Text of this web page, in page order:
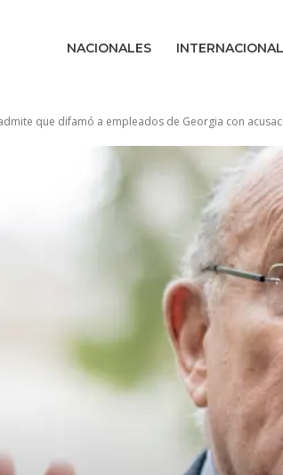
NACIONALES
que difamó a empleados de Georgia con